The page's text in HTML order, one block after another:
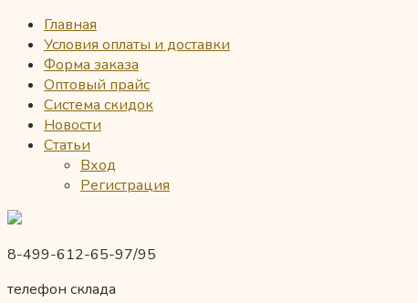
Главная
Условия оплаты и доставки
Форма заказа
Оптовый прайс
Система скидок
Новости
Статьи
Вход
Регистрация
8-499-612-65-97/95
телефон склада